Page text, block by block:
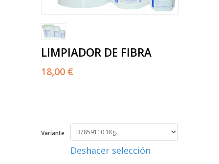
LIMPIADOR DE FIBRA
18,00 €
Variante
Deshacer selección